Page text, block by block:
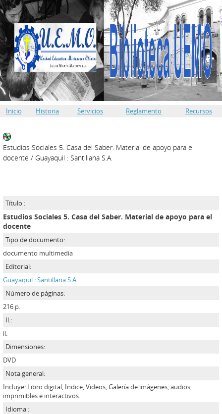
Inicio Historia Servicios Reglamento Recursos
Estudios Sociales 5. Casa del Saber. Material de apoyo para el
docente / Guayaquil : Santillana S.A.
Título :
Estudios Sociales 5. Casa del Saber. Material de apoyo para el
docente
Tipo de documento:
documento multimedia
Editorial:
Guayaquil : Santillana S.A.
Número de páginas:
216 p.
Il.:
il.
Dimensiones:
DVD
Nota general:
Incluye: Libro digital, Indice, Videos, Galería de imágenes, audios,
imprimibles e interactivos.
Idioma :